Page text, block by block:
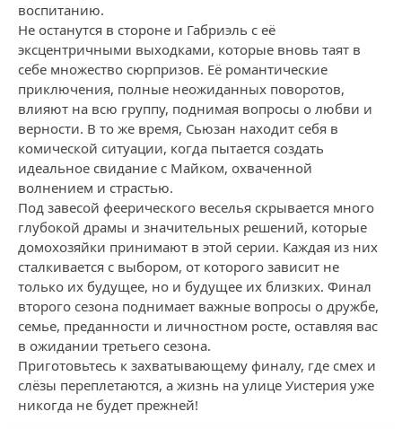
воспитанию.
Не останутся в стороне и Габриэль с её
эксцентричными выходками, которые вновь таят в
себе множество сюрпризов. Её романтические
приключения, полные неожиданных поворотов,
влияют на всю группу, поднимая вопросы о любви и
верности. В то же время, Сьюзан находит себя в
комической ситуации, когда пытается создать
идеальное свидание с Майком, охваченной
волнением и страстью.
Под завесой феерического веселья скрывается много
глубокой драмы и значительных решений, которые
домохозяйки принимают в этой серии. Каждая из них
сталкивается с выбором, от которого зависит не
только их будущее, но и будущее их близких. Финал
второго сезона поднимает важные вопросы о дружбе,
семье, преданности и личностном росте, оставляя вас
в ожидании третьего сезона.
Приготовьтесь к захватывающему финалу, где смех и
слёзы переплетаются, а жизнь на улице Уистерия уже
никогда не будет прежней!